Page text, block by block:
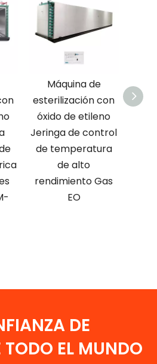
de
con
etileno
de control
alto
Gas
EO
La aguja
hipodérmica
esteriliza la
máquina de la
esterilización del
óxido de etileno de
la caja del
esterilizador 20 del
DE
TODO EL MUNDO